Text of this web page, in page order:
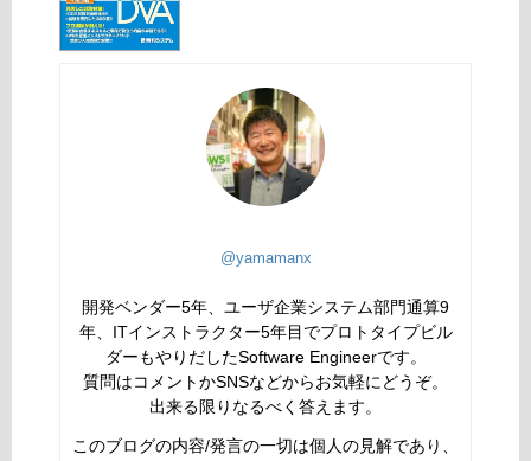
@yamamanx
開発ベンダー5年、ユーザ企業システム部門通算9
年、ITインストラクター5年目でプロトタイプビル
ダーもやりだしたSoftware Engineerです。
質問はコメントかSNSなどからお気軽にどうぞ。
出来る限りなるべく答えます。
このブログの内容/発言の一切は個人の見解であり、